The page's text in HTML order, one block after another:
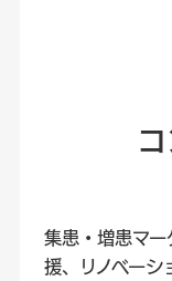
集患・増患マ
援、リノベーシ